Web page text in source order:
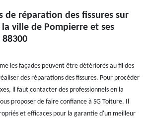
de réparation des fissures sur
la ville de Pompierre et ses
les façades peuvent être détériorés au fil des
des réparations des fissures. Pour procéder
il faut contacter des professionnels en la
proposer de faire confiance à SG Toiture. Il
et efficaces pour la garantie d'un meilleur